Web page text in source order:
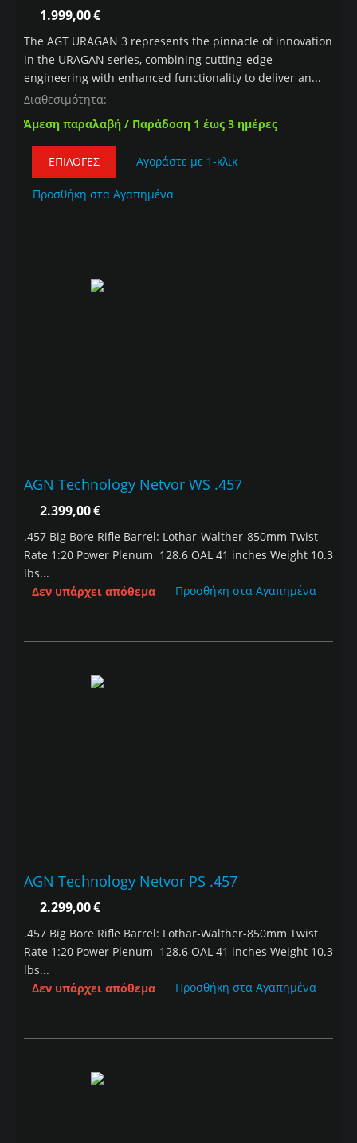
1.999,00€
The AGT URAGAN 3 represents the pinnacle of innovation
in the URAGAN series, combining cutting-edge
engineering with enhanced functionality to deliver an...
Διαθεσιμότητα:
Άμεση παραλαβή / Παράδοση 1 έως 3 ημέρες
ΕΠΙΛΟΓΈΣ Αγοράστε με 1-κλικ
Προσθήκη στα Αγαπημένα
AGN Technology Netvor WS .457
2.399,00€
.457 Big Bore Rifle Barrel: Lothar-Walther-850mm Twist
Rate 1:20 Power Plenum 128.6 OAL 41 inches Weight 10.3
lbs...
Δεν υπάρχει απόθεμα
Προσθήκη στα Αγαπημένα
AGN Technology Netvor PS .457
2.299,00€
.457 Big Bore Rifle Barrel: Lothar-Walther-850mm Twist
Rate 1:20 Power Plenum 128.6 OAL 41 inches Weight 10.3
lbs...
Δεν υπάρχει απόθεμα
Προσθήκη στα Αγαπημένα